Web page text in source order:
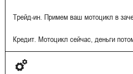
Трейд-ин. Примем ваш мотоцикл в
Кредит. Мотоцикл сейчас, деньги